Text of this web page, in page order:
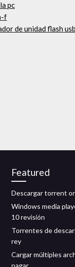
pc
f
de unidad flash usb
Featured
Descargar torrent
Windows media
10 revisión
Torrentes de
rey
Cargar múltiples
pagar